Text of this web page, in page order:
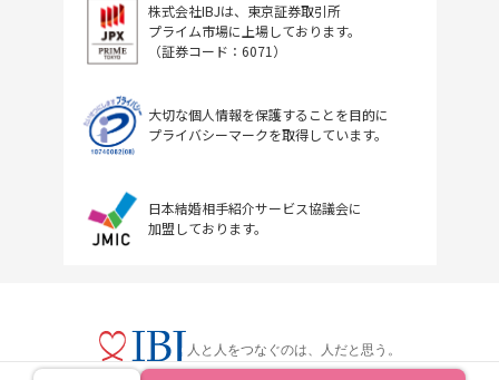
株式会社IBJは、東京証券取引所
プライム市場に上場しております。
（証券コード：6071）
大切な個人情報を保護することを目的に
プライバシーマークを取得しています。
日本結婚相手紹介サービス協議会に
加盟しております。
人と人をつなぐのは、人だと思う。